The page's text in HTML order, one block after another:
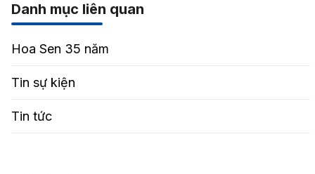
Danh mục liên quan
Hoa Sen 35 năm
Tin sự kiện
Tin tức